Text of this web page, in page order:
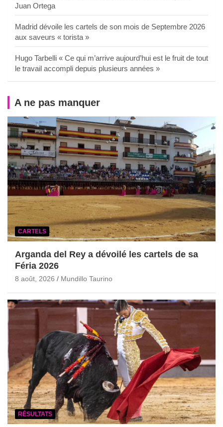
Juan Ortega
Madrid dévoile les cartels de son mois de Septembre 2026
aux saveurs « torista »
Hugo Tarbelli « Ce qui m’arrive aujourd’hui est le fruit de tout
le travail accompli depuis plusieurs années »
A ne pas manquer
CARTELS
Arganda del Rey a dévoilé les cartels de sa
Féria 2026
8 août, 2026 Mundillo Taurino
RÉSULTATS